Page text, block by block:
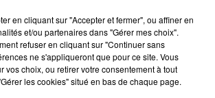
Au zoo de Mulhouse : rencontre
avec les flamants rouges
en cliquant sur "Accepter et fermer", ou affiner en
et/ou partenaires dans "Gérer mes choix".
refuser en cliquant sur "Continuer sans
ne s'appliqueront que pour ce site. Vous
vos choix, ou retirer votre consentement à tout
les cookies" situé en bas de chaque page.